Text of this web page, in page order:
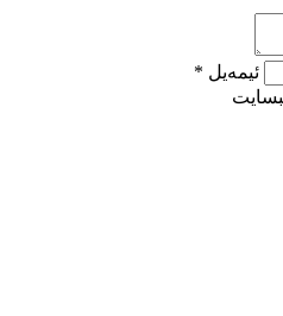
ئیمەیل *